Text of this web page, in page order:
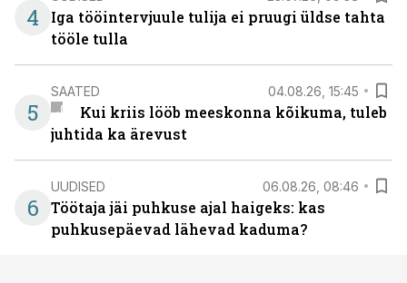
4
Iga tööintervjuule tulija ei pruugi üldse tahta
tööle tulla
5
SAATED 04.08.26, 15:45
Kui kriis lööb meeskonna kõikuma, tuleb
juhtida ka ärevust
6
UUDISED 06.08.26, 08:46
Töötaja jäi puhkuse ajal haigeks: kas
puhkusepäevad lähevad kaduma?